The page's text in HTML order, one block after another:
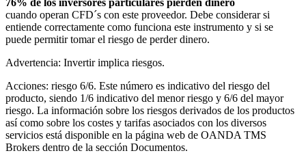
76% de los inversores particulares pierden dinero
cuando operan CFD´s con este proveedor. Debe considerar si
entiende correctamente como funciona este instrumento y si se
puede permitir tomar el riesgo de perder dinero.
Advertencia: Invertir implica riesgos.
Acciones: riesgo 6/6. Este número es indicativo del riesgo del
producto, siendo 1/6 indicativo del menor riesgo y 6/6 del mayor
riesgo. La información sobre los riesgos derivados de los productos
así como sobre los costes y tarifas asociados con los diversos
servicios está disponible en la página web de OANDA TMS
Brokers dentro de la sección Documentos.